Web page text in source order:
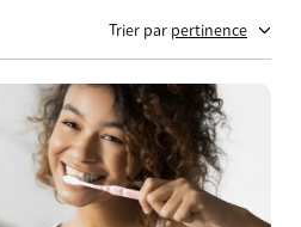
Trier par pertinence